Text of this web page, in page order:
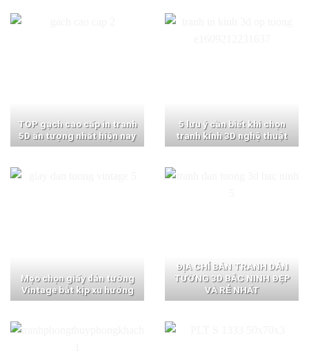
TOP gạch cao cấp in tranh
5D ấn tượng nhất hiện nay
5 lưu ý cần biết khi chọn
tranh kính 3D nghệ thuật
Mẹo chọn giấy dán tường
Vintage bắt kịp xu hướng
ĐỊA CHỈ BÁN TRANH DÁN
TƯỜNG 3D BẮC NINH ĐẸP
VÀ RẺ NHẤT